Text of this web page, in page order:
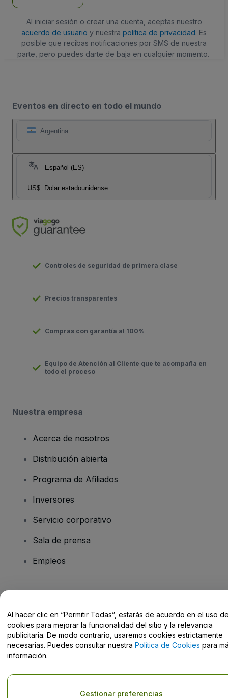
Al iniciar sesión o crear una cuenta, aceptas nuestro
acuerdo de usuario y nuestra política de privacidad. Es
posible que recibas notificaciones por SMS de nuestra
parte, pero puedes darte de baja en cualquier momento.
Eventos en directo en todo el mundo
Argentina
Español (ES)
US$ Dolar estadounidense
Controles de seguridad de primera clase
Precios transparentes
Compras con garantía al 100%
Equipo de Atención al Cliente que te acompaña en
todo el proceso
Nuestra empresa
Acerca de nosotros
Distribución abierta
Programa de Afiliados
Inversores
Servicio corporativo
Sala de prensa
Empleos
Centro de Ayuda / Contacto
Al hacer clic en “Permitir Todas”, estarás de acuerdo en el uso
cookies para mejorar la funcionalidad del sitio y la relevancia
publicitaria. De modo contrario, usaremos cookies estrictamente
necesarias. Puedes consultar nuestra Política de Cookies para
información.
Gestionar preferencias